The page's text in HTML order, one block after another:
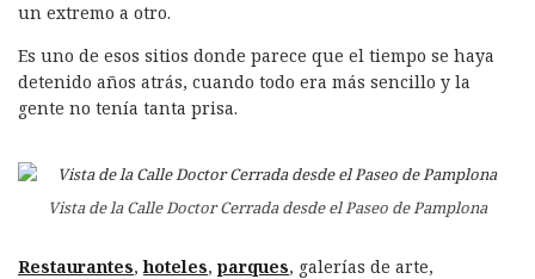
un extremo a otro.
Es uno de esos sitios donde parece que el tiempo se haya
detenido años atrás, cuando todo era más sencillo y la
gente no tenía tanta prisa.
Vista de la Calle Doctor Cerrada desde el Paseo de Pamplona
Restaurantes,hoteles, parques, galerías de arte,